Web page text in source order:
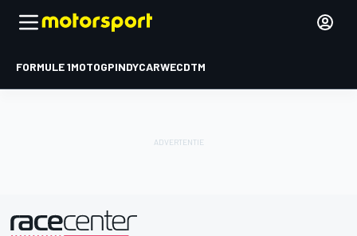
FORMULE 1MOTOGPINDYCARWECDTM